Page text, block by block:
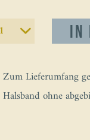
In
Zum Lieferumfang
Halsband ohne